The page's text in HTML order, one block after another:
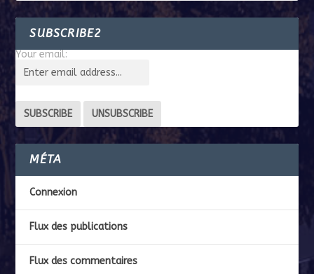
SUBSCRIBE2
Your email:
MÉTA
Connexion
Flux des publications
Flux des commentaires